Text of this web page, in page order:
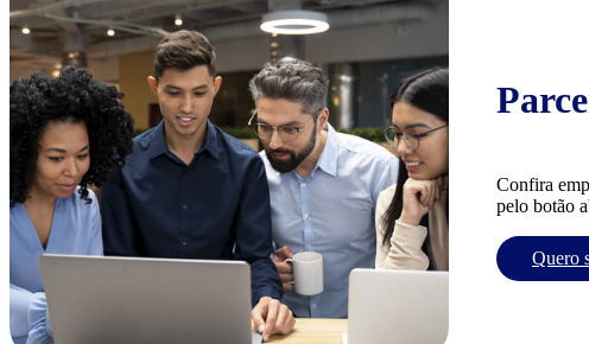
Confira
pelo botão
Quero